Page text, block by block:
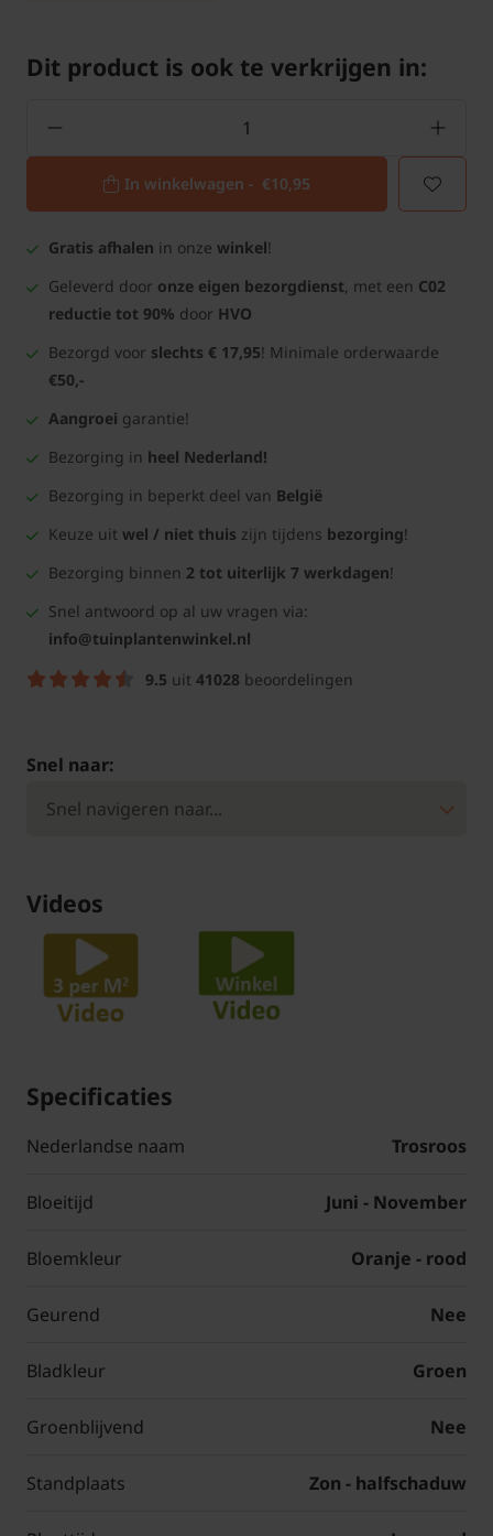
Dit product is ook te verkrijgen in:
In winkelwagen - €10,95
Gratis afhalen in onze winkel!
Geleverd door onze eigen bezorgdienst, met een C02
reductie tot 90% door HVO
Bezorgd voor slechts € 17,95! Minimale orderwaarde
€50,-
Aangroei garantie!
Bezorging in heel Nederland!
Bezorging in beperkt deel van België
Keuze uit wel / niet thuis zijn tijdens bezorging!
Bezorging binnen 2 tot uiterlijk 7 werkdagen!
Snel antwoord op al uw vragen via:
info@tuinplantenwinkel.nl
9.5 uit 41028 beoordelingen
Snel naar:
Videos
Specificaties
Nederlandse naam Trosroos
Bloeitijd Juni - November
Bloemkleur Oranje - rood
Geurend Nee
Bladkleur Groen
Groenblijvend Nee
Standplaats Zon - halfschaduw